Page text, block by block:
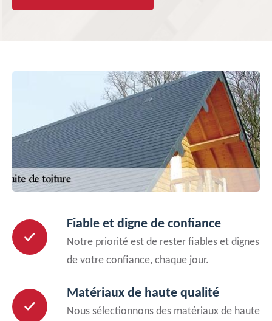
Fiable et digne de confiance
Notre priorité est de rester fiables et dignes
de votre confiance, chaque jour.
Matériaux de haute qualité
Nous sélectionnons des matériaux de haute